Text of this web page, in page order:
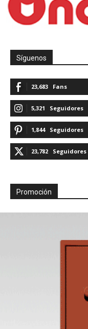
Síguenos
23,683 Fans
5,321 Seguidores
1,844 Seguidores
23,782 Seguidores
Promoción